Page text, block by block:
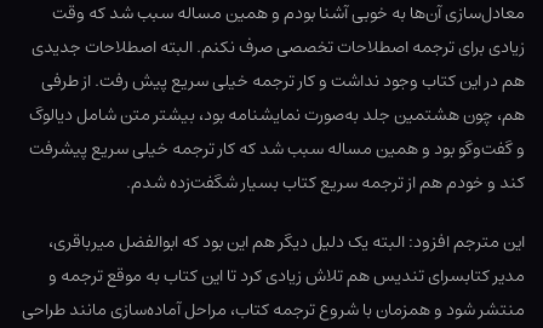
معادل‌سازی آن‌ها به خوبی آشنا بودم و همین مساله سبب شد که وقت
زیادی برای ترجمه اصطلاحات تخصصی صرف نکنم. البته اصطلاحات جدیدی
هم در این کتاب وجود نداشت و کار ترجمه خیلی سریع پیش رفت. از طرفی
هم، چون هشتمین جلد به‌صورت نمایشنامه بود، بیشتر متن شامل دیالوگ
و گفت‌وگو بود و همین مساله سبب شد که کار ترجمه خیلی سریع پیشرفت
کند و خودم هم از ترجمه سریع کتاب بسیار شگفت‌زده شدم.
این مترجم افزود: البته یک دلیل دیگر هم این بود که ابوالفضل میرباقری،
مدیر کتابسرای تندیس هم تلاش زیادی کرد تا این کتاب به موقع ترجمه و
منتشر شود و همزمان با شروع ترجمه کتاب، مراحل آماده‌سازی مانند طراحی